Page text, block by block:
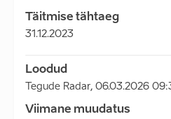
Täitmise tähtaeg
31.12.2023
Loodud
Tegude Radar, 06.03.2026
Viimane muudatus